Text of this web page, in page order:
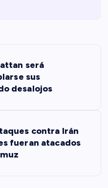
será
sus
desalojos
contra Irán
fueran atacados